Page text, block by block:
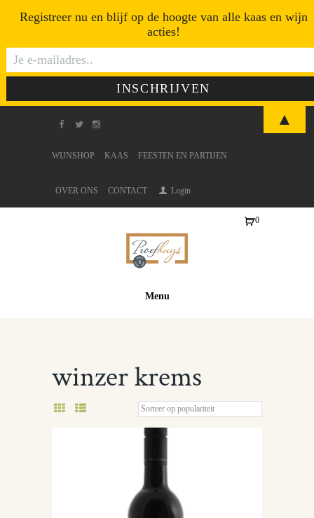
WIJNSHOP KAAS FEESTEN EN PARTIJEN
OVER ONS CONTACT Login
Menu
0
winzer krems
Registreer nu en blijf op de hoogte van alle kaas en wijn
acties!
▲